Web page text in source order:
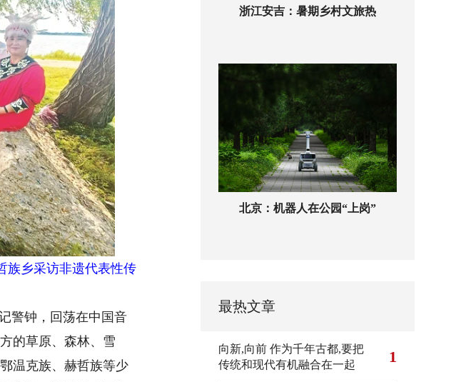
乡采访非遗代表性传
警钟，回荡在中国音
的草原、森林、雪
温克族、赫哲族等少
浙江安吉：暑期乡村文旅热
北京：机器人在公园“上岗”
最热文章
向新,向前 作为千年古都,要把
传统和现代有机融合在一起
1